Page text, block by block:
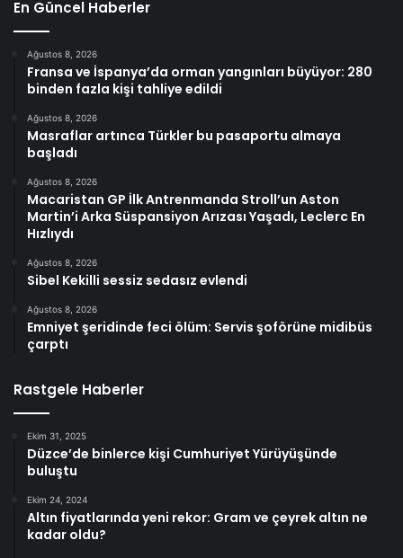
En Güncel Haberler
Ağustos 8, 2026
Fransa ve İspanya’da orman yangınları büyüyor: 280
binden fazla kişi tahliye edildi
Ağustos 8, 2026
Masraflar artınca Türkler bu pasaportu almaya
başladı
Ağustos 8, 2026
Macaristan GP İlk Antrenmanda Stroll’un Aston
Martin’i Arka Süspansiyon Arızası Yaşadı, Leclerc En
Hızlıydı
Ağustos 8, 2026
Sibel Kekilli sessiz sedasız evlendi
Ağustos 8, 2026
Emniyet şeridinde feci ölüm: Servis şoförüne midibüs
çarptı
Rastgele Haberler
Ekim 31, 2025
Düzce’de binlerce kişi Cumhuriyet Yürüyüşünde
buluştu
Ekim 24, 2024
Altın fiyatlarında yeni rekor: Gram ve çeyrek altın ne
kadar oldu?